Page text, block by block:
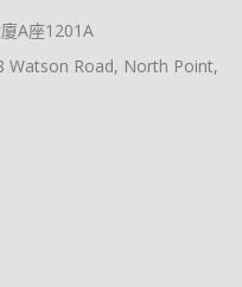
A座1201A
Watson Road, North Point,